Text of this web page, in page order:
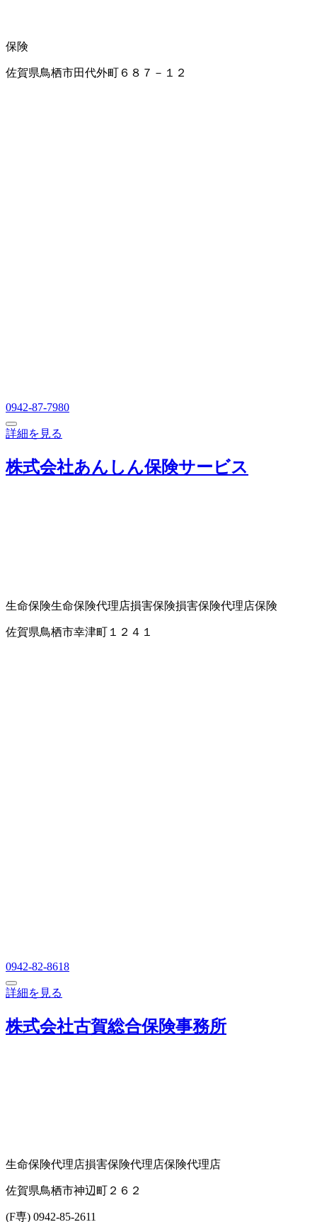
保険
佐賀県鳥栖市田代外町６８７－１２
0942-87-7980
詳細を見る
株式会社あんしん保険サービス
生命保険生命保険代理店損害保険損害保険代理店保険
佐賀県鳥栖市幸津町１２４１
0942-82-8618
詳細を見る
株式会社古賀総合保険事務所
生命保険代理店損害保険代理店保険代理店
佐賀県鳥栖市神辺町２６２
(F専) 0942-85-2611